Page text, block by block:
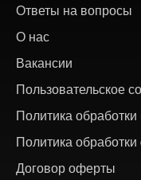
Ответы на вопросы
О нас
Вакансии
Пользовательское
Политика
Политика
Договор оферты